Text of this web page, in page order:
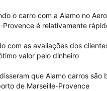
o carro com a Alamo no
Provence é relativamente
com as avaliações dos
valor pelo dinheiro
que Alamo carros são
de Marseille-Provence